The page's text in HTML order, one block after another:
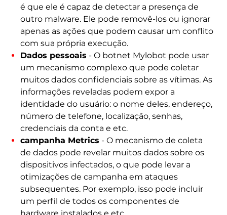
é que ele é capaz de detectar a presença de
outro malware. Ele pode removê-los ou ignorar
apenas as ações que podem causar um conflito
com sua própria execução.
Dados pessoais - O botnet Mylobot pode usar
um mecanismo complexo que pode coletar
muitos dados confidenciais sobre as vítimas. As
informações reveladas podem expor a
identidade do usuário: o nome deles, endereço,
número de telefone, localização, senhas,
credenciais da conta e etc.
campanha Metrics - O mecanismo de coleta
de dados pode revelar muitos dados sobre os
dispositivos infectados, o que pode levar a
otimizações de campanha em ataques
subsequentes. Por exemplo, isso pode incluir
um perfil de todos os componentes de